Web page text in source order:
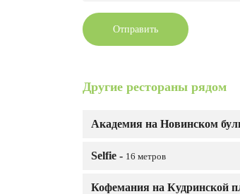
Отправить
Другие рестораны рядом
Академия на Новинском
Selfie - 16 метров
Кофемания на Кудринской